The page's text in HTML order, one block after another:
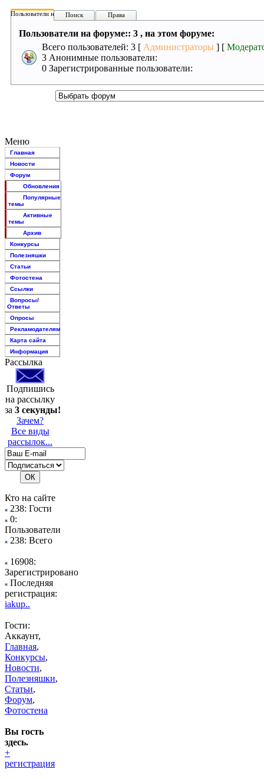
Пользователи на форуме:
Поиск Права
Пользователи на форуме:: 3 , на этом форуме:
Всего пользователей: 3 [ Администраторы ] [
3 Анонимные пользователи:
0 Зарегистрированные пользователи:
Меню
Главная
Новости
Форум
Обновления
Популярные
темы
Активные
темы
Архив
Конкурсы
Полезняшки
Статьи
Фотостена
Ссылки
Вопросы/
Ответы
Опросы
Рекламодателям
Карта сайта
Информация
Рассылка
Подпишись
на рассылку
за 3 секунды!
Зачем?
Все виды
рассылок...
Кто на сайте
238: Гости
0:
Пользователи
238: Всего
16908:
Зарегистрировано
Последняя
регистрация:
iakup..
Гости:
Аккаунт,
Главная,
Конкурсы,
Новости,
Полезняшки,
Статьи,
Форум,
Фотостена
Вы гость
здесь.
+
регистрация